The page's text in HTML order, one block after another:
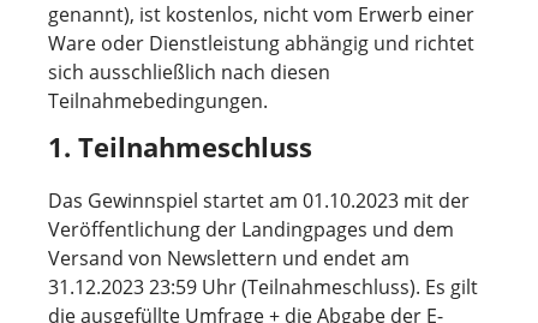
genannt), ist kostenlos, nicht vom Erwerb einer
Ware oder Dienstleistung abhängig und richtet
sich ausschließlich nach diesen
Teilnahmebedingungen.
1. Teilnahmeschluss
Das Gewinnspiel startet am 01.10.2023 mit der
Veröffentlichung der Landingpages und dem
Versand von Newslettern und endet am
31.12.2023 23:59 Uhr (Teilnahmeschluss). Es gilt
die ausgefüllte Umfrage + die Abgabe der E-